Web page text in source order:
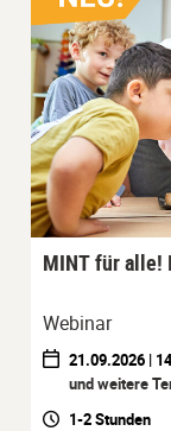
MINT für alle!
Webinar
21.09.2026 |
und weitere
1-2 Stunden